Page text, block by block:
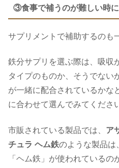
③食事で補うのが難しい時
サプリメントで補助するのも
鉄分サプリを選ぶ際は、吸収
タイプのものか、そうでない
が一緒に配合されているかな
に合わせて選んでみてくださ
市販されている製品では、 ア
チュラ ヘム鉄のような製品は
「ヘム鉄」が使われているの